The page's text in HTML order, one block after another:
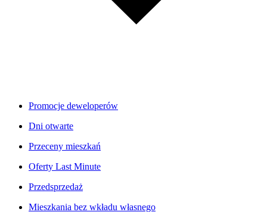
Promocje deweloperów
Dni otwarte
Przeceny mieszkań
Oferty Last Minute
Przedsprzedaż
Mieszkania bez wkładu własnego